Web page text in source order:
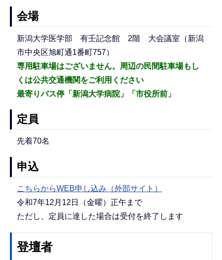
会場
新潟大学医学部 有壬記念館 2階 大会議室（新潟
市中央区旭町通1番町757）
専用駐車場はございません。周辺の民間駐車場もし
くは公共交通機関をご利用ください
最寄りバス停「新潟大学病院」「市役所前」
定員
先着70名
申込
こちらからWEB申し込み（外部サイト）
令和7年12月12日（金曜）正午まで
ただし、定員に達した場合は受付を終了します
登壇者